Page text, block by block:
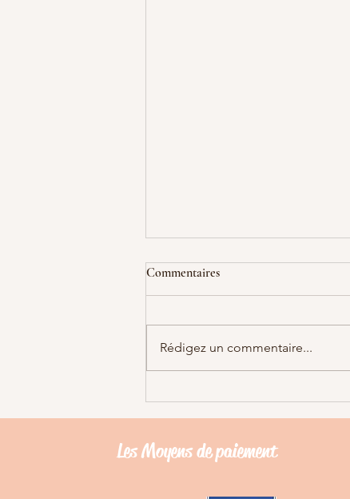
Les différents types de harnais
Les différents type de harnais : Il
lequel acheter ? Lequel convient
le mieux ? Pour quelle utilité ?
Commentaires
Rédigez un commentaire...
Les Moyens depaiement